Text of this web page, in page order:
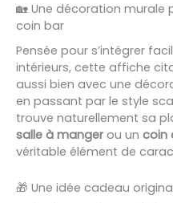
🏡 Une décoration murale
coin bar
Pensée pour s’intégrer
intérieurs, cette affiche
aussi bien avec une
en passant par le style
trouve naturellement sa
salle à mangerou un coin
véritable élément de
🎁 Une idée cadeau